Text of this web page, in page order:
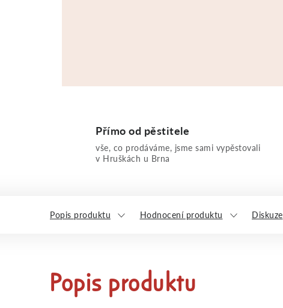
Přímo od pěstitele
vše, co prodáváme, jsme sami vypěstovali
v Hruškách u Brna
Popis produktu Hodnocení produktu Diskuze
Popis produktu